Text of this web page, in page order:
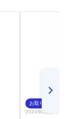
お取り寄せ
2024年12月 下旬